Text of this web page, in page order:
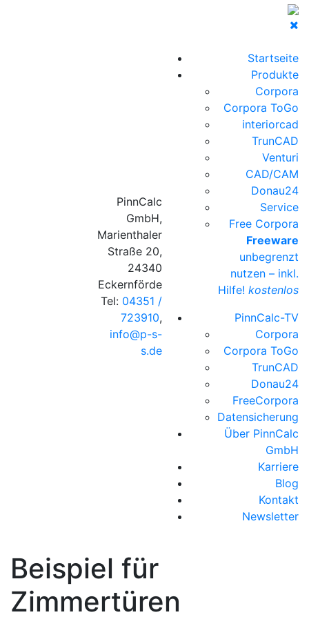
PinnCalc
GmbH,
Marienthaler
Straße 20,
24340
Eckernförde
Tel: 04351 /
723910,
info@p-s-
s.de
Startseite
Produkte
Corpora
Corpora ToGo
interiorcad
TrunCAD
Venturi
CAD/CAM
Donau24
Service
Free Corpora
Freeware
unbegrenzt
nutzen – inkl.
Hilfe! kostenlos
PinnCalc-TV
Corpora
Corpora ToGo
TrunCAD
Donau24
FreeCorpora
Datensicherung
Über PinnCalc
GmbH
Karriere
Blog
Kontakt
Newsletter
Beispiel für
Zimmertüren